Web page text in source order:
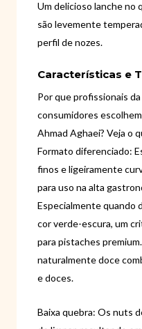
Um delicioso lanche no
são levemente
perfil de nozes.
Características e
Por que profissionais
consumidores
Ahmad Aghaei? Veja o
Formato diferenciado:
finos e ligeiramente
para uso na alta
Especialmente quando
cor verde-escura, um
para pistaches
naturalmente doce
e doces.
Baixa quebra: Os nuts